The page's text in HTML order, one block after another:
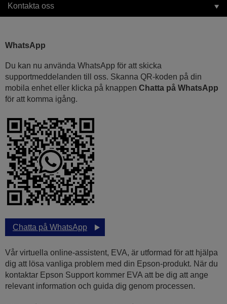
Kontakta oss
WhatsApp
Du kan nu använda WhatsApp för att skicka
supportmeddelanden till oss. Skanna QR-koden på din
mobila enhet eller klicka på knappen Chatta på WhatsApp
för att komma igång.
Chatta på WhatsApp
Vår virtuella online-assistent, EVA, är utformad för att hjälpa
dig att lösa vanliga problem med din Epson-produkt. När du
kontaktar Epson Support kommer EVA att be dig att ange
relevant information och guida dig genom processen.